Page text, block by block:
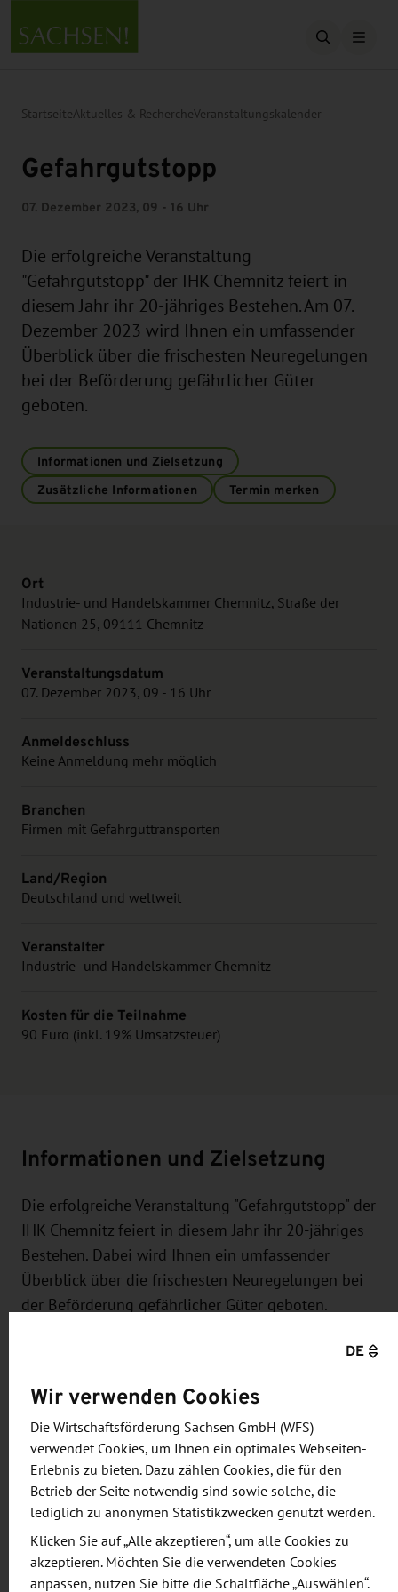
Suche
StartseiteAktuelles & RechercheVeranstaltungskalender
Gefahrgutstopp
07. Dezember 2023, 09 - 16 Uhr
Die erfolgreiche Veranstaltung
"Gefahrgutstopp" der IHK Chemnitz feiert in
diesem Jahr ihr 20-jähriges Bestehen. Am 07.
Dezember 2023 wird Ihnen ein umfassender
Überblick über die frischesten Neuregelungen
bei der Beförderung gefährlicher Güter
geboten.
Informationen und Zielsetzung
Zusätzliche Informationen
Termin merken
Ort
Industrie- und Handelskammer Chemnitz, Straße der
Nationen 25, 09111 Chemnitz
Veranstaltungsdatum
07. Dezember 2023, 09 - 16 Uhr
Anmeldeschluss
Keine Anmeldung mehr möglich
Branchen
Firmen mit Gefahrguttransporten
Land/Region
Deutschland und weltweit
Veranstalter
Industrie- und Handelskammer Chemnitz
Kosten für die Teilnahme
90 Euro (inkl. 19% Umsatzsteuer)
Informationen und Zielsetzung
Die erfolgreiche Veranstaltung "Gefahrgutstopp" der
IHK Chemnitz feiert in diesem Jahr ihr 20-jähriges
Bestehen. Dabei wird Ihnen ein umfassender
Überblick über die frischesten Neuregelungen bei
der Beförderung gefährlicher Güter geboten.
Gefahrguttransporte kennen. Zudem erhalten Sie
wertvolle Informationen darüber, was sich im ADR
bewährt hat. Weiterhin werden Sie über die
fachgerechte Entsorgung trivialer und gefährlicher
Abfälle sowie über wichtige Aspekte bei der
Bergung von Fahrzeugen mit beschädigten
Batterien informiert. Darüber hinaus wird eine
Bilanz zur Schulung CBTA gezogen.
DE
Wir verwenden Cookies
Die Wirtschaftsförderung Sachsen GmbH (WFS)
verwendet Cookies, um Ihnen ein optimales Webseiten-
Erlebnis zu bieten. Dazu zählen Cookies, die für den
Betrieb der Seite notwendig sind sowie solche, die
lediglich zu anonymen Statistikzwecken genutzt werden.
Klicken Sie auf „Alle akzeptieren“, um alle Cookies zu
akzeptieren. Möchten Sie die verwendeten Cookies
anpassen, nutzen Sie bitte die Schaltfläche „Auswählen“.